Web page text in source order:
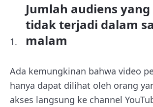
Jumlah audiens
tidak terjadi dalam
malam
Ada kemungkinan bahwa video
hanya dapat dilihat oleh orang
akses langsung ke channel